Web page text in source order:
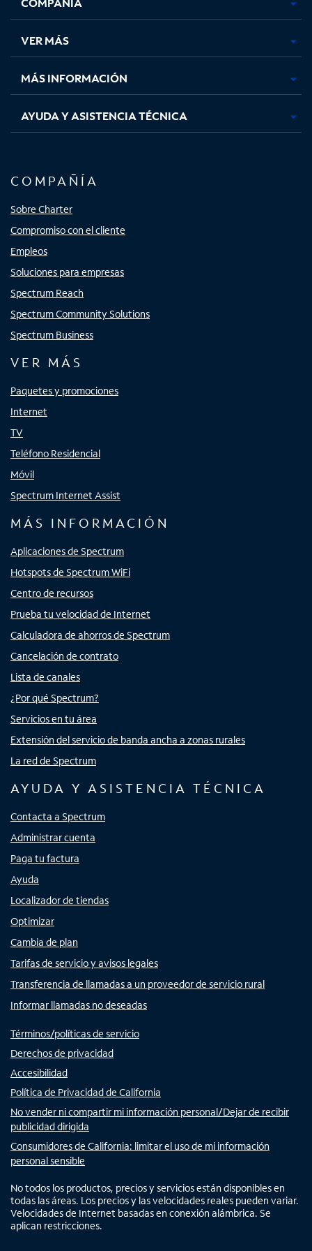
en
pestaña
nueva
en
pestaña
nueva
en
pestaña
nueva
en
nueva
VER MÁS
MÁS INFORMACIÓN
AYUDA Y ASISTENCIA TÉCNICA
COMPAÑÍA
Sobre Charter
Compromiso con el cliente
Empleos
Soluciones para empresas
Spectrum Reach
Spectrum Community Solutions
Spectrum Business
VER MÁS
Paquetes y promociones
Internet
TV
Teléfono Residencial
Móvil
Spectrum Internet Assist
MÁS INFORMACIÓN
Aplicaciones de Spectrum
Hotspots de Spectrum WiFi
Centro de recursos
Prueba tu velocidad de Internet
Calculadora de ahorros de Spectrum
Cancelación de contrato
Lista de canales
¿Por qué Spectrum?
Servicios en tu área
Extensión del servicio de banda ancha a zonas rurales
La red de Spectrum
AYUDA Y ASISTENCIA TÉCNICA
Contacta a Spectrum
Administrar cuenta
Paga tu factura
Ayuda
Localizador de tiendas
Optimizar
Cambia de plan
Tarifas de servicio y avisos legales
Transferencia de llamadas a un proveedor de servicio rural
Informar llamadas no deseadas
Términos/políticas de servicio
Derechos de privacidad
Accesibilidad
Política de Privacidad de California
No vender ni compartir mi información personal/Dejar de recibir
publicidad dirigida
Consumidores de California: limitar el uso de mi información
personal sensible
No todos los productos, precios y servicios están disponibles en
todas las áreas. Los precios y las velocidades reales pueden variar.
Velocidades de Internet basadas en conexión alámbrica. Se
aplican restricciones.